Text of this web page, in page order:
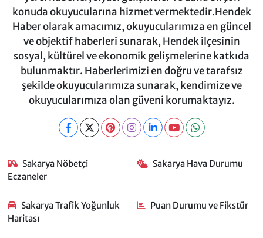
konuda okuyucularına hizmet vermektedir.Hendek
Haber olarak amacımız, okuyucularımıza en güncel
ve objektif haberleri sunarak, Hendek ilçesinin
sosyal, kültürel ve ekonomik gelişmelerine katkıda
bulunmaktır. Haberlerimizi en doğru ve tarafsız
şekilde okuyucularımıza sunarak, kendimize ve
okuyucularımıza olan güveni korumaktayız.
Sakarya Nöbetçi
Eczaneler
Sakarya Hava Durumu
Sakarya Trafik Yoğunluk
Haritası
Puan Durumu ve Fikstür